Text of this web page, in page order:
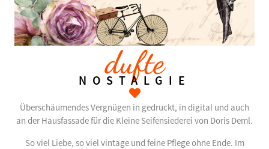
dufte
NOSTALGIE
Überschäumendes Vergnügen in gedruckt, in digital und auch
an der Hausfassade für die Kleine Seifensiederei von Doris Deml.
So viel Liebe, so viel vintage und feine Pflege ohne Ende. Im